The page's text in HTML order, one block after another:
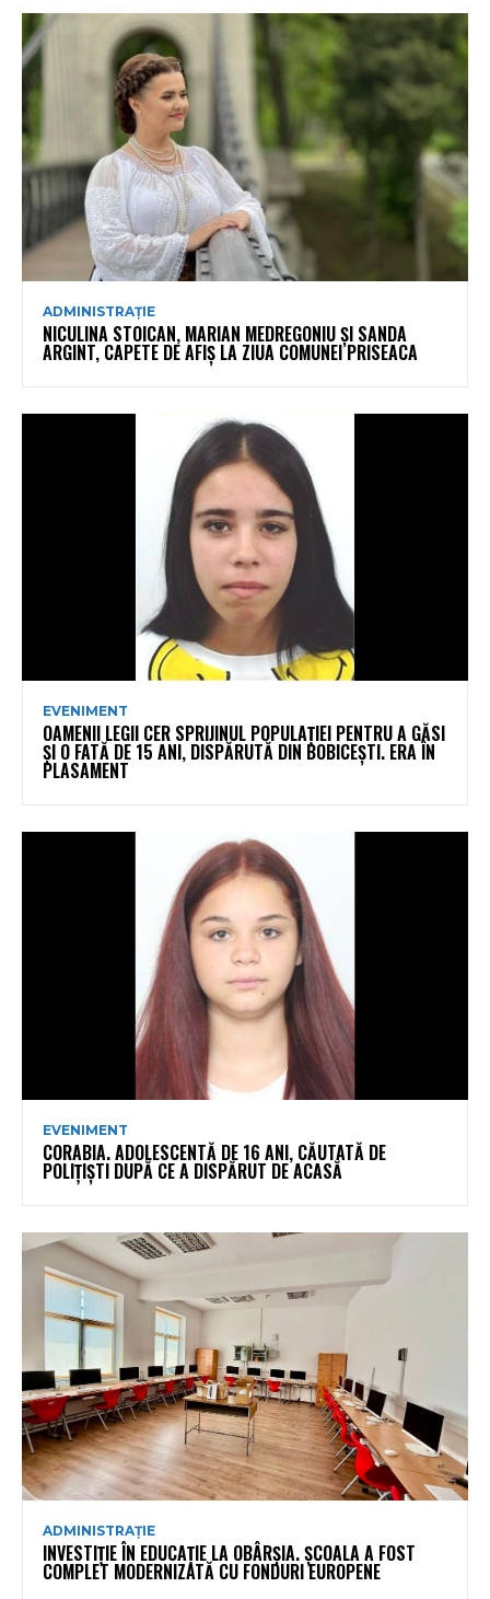
ADMINISTRAȚIE
NICULINA STOICAN, MARIAN MEDREGONIU ȘI SANDA
ARGINT, CAPETE DE AFIȘ LA ZIUA COMUNEI PRISEACA
EVENIMENT
OAMENII LEGII CER SPRIJINUL POPULAȚIEI PENTRU A GĂSI
ȘI O FATĂ DE 15 ANI, DISPĂRUTĂ DIN BOBICEȘTI. ERA ÎN
PLASAMENT
EVENIMENT
CORABIA. ADOLESCENTĂ DE 16 ANI, CĂUTATĂ DE
POLIȚIȘTI DUPĂ CE A DISPĂRUT DE ACASĂ
ADMINISTRAȚIE
INVESTIȚIE ÎN EDUCAȚIE LA OBÂRȘIA. ȘCOALA A FOST
COMPLET MODERNIZATĂ CU FONDURI EUROPENE